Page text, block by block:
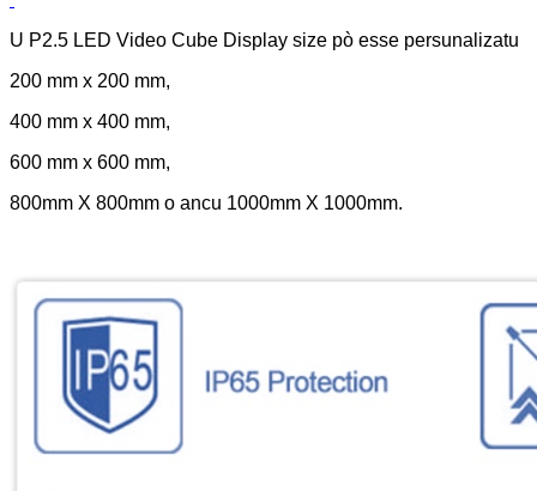
U P2.5 LED Video Cube Display size pò esse persunalizatu
200 mm x 200 mm,
400 mm x 400 mm,
600 mm x 600 mm,
800mm X 800mm o ancu 1000mm X 1000mm.